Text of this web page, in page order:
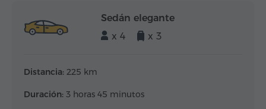
Sedán elegante
x 4
x 3
Distancia: 225 km
Duración: 3 horas 45 minutos